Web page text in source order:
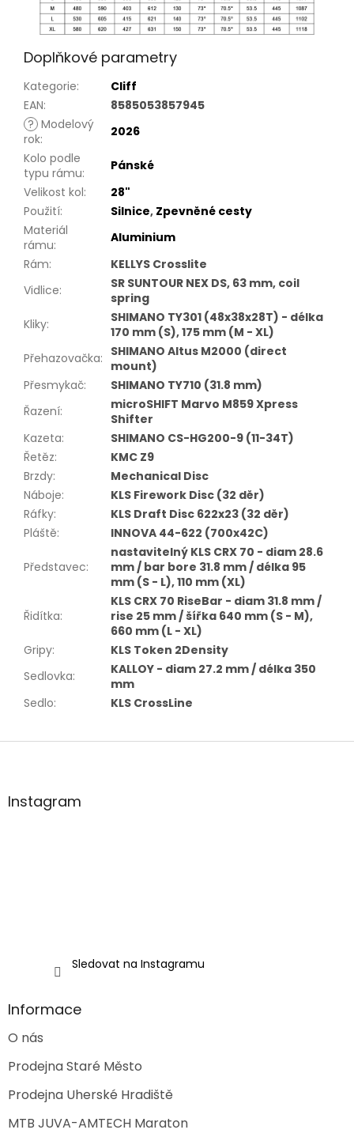
Doplňkové parametry
Kategorie:
Cliff
EAN:
8585053857945
? Modelový
rok:
2026
Kolo podle
typu rámu:
Pánské
Velikost kol:
28"
Použití: Silnice, Zpevněné cesty
Materiál
rámu:
Aluminium
Rám:
KELLYS Crosslite
Vidlice:
SR SUNTOUR NEX DS, 63 mm, coil
spring
Kliky:
SHIMANO TY301 (48x38x28T) - délka
170 mm (S), 175 mm (M - XL)
Přehazovačka: SHIMANO Altus M2000 (direct
mount)
Přesmykač:
SHIMANO TY710 (31.8 mm)
Řazení:
microSHIFT Marvo M859 Xpress
Shifter
Kazeta:
SHIMANO CS-HG200-9 (11-34T)
Řetěz:
KMC Z9
Brzdy:
Mechanical Disc
Náboje:
KLS Firework Disc (32 děr)
Ráfky:
KLS Draft Disc 622x23 (32 děr)
Pláště: INNOVA 44-622 (700x42C)
Představec:
nastavitelný KLS CRX 70 - diam 28.6
mm / bar bore 31.8 mm / délka 95
mm (S - L), 110 mm (XL)
Řidítka:
KLS CRX 70 RiseBar - diam 31.8 mm /
rise 25 mm / šířka 640 mm (S - M),
660 mm (L - XL)
Gripy:
KLS Token 2Density
Sedlovka:
KALLOY - diam 27.2 mm / délka 350
mm
Sedlo: KLS CrossLine
Z
aInstagram
Sledovat na Instagramu
Informace
O nás
Prodejna Staré Město
Prodejna Uherské Hradiště
MTB JUVA-AMTECH Maraton